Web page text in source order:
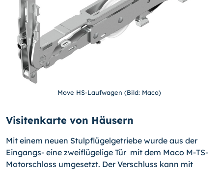
Move HS-Laufwagen (Bild: Maco)
Visitenkarte von Häusern
Mit einem neuen Stulpflügelgetriebe wurde aus der
Eingangs- eine zweiflügelige Tür mit dem Maco M-TS-
Motorschloss umgesetzt. Der Verschluss kann mit